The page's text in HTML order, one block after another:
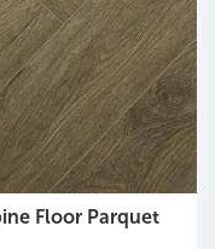
Floor Parquet